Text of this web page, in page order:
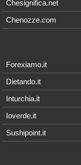
Chesignifica.net
Chenozze.com
Forexiamo.it
Dietando.it
Inturchia.it
Ioverde.it
Sushipoint.it